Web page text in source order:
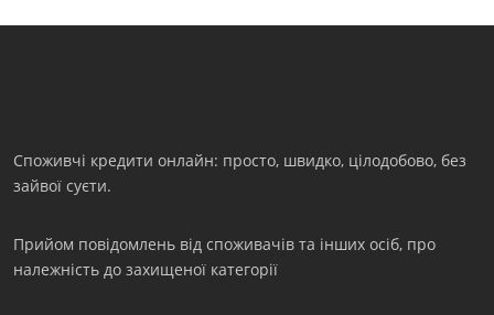
Споживчі кредити онлайн: просто, швидко, цілодобово, без
зайвої суєти.
Прийом повідомлень від споживачів та інших осіб, про
належність до захищеної категорії